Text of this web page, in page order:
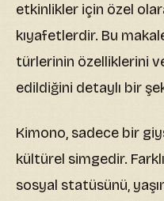
etkinlikler için özel
kıyafetlerdir. Bu
türlerinin özelliklerini
edildiğini detaylı bir
Kimono, sadece bir
kültürel simgedir.
sosyal statüsünü,